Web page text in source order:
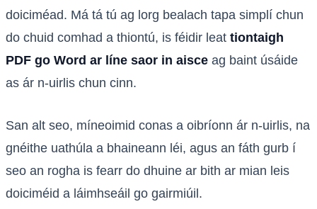
doiciméad. Má tá tú ag lorg bealach tapa simplí chun
do chuid comhad a thiontú, is féidir leat tiontaigh
PDF go Word ar líne saor in aisce ag baint úsáide
as ár n-uirlis chun cinn.
San alt seo, míneoimid conas a oibríonn ár n-uirlis, na
gnéithe uathúla a bhaineann léi, agus an fáth gurb í
seo an rogha is fearr do dhuine ar bith ar mian leis
doiciméid a láimhseáil go gairmiúil.